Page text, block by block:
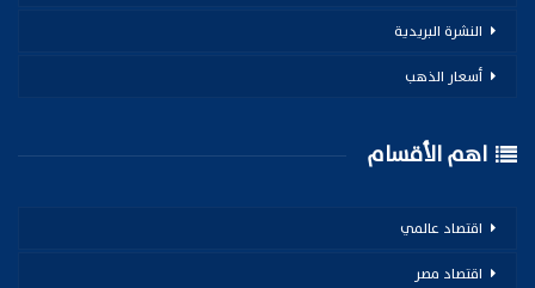
النشرة البريدية
أسعار الذهب
اهم الأقسام
اقتصاد عالمي
اقتصاد مصر